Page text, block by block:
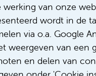
van onze
wordt in de
via o.a. Google
weergeven van een
en delen van